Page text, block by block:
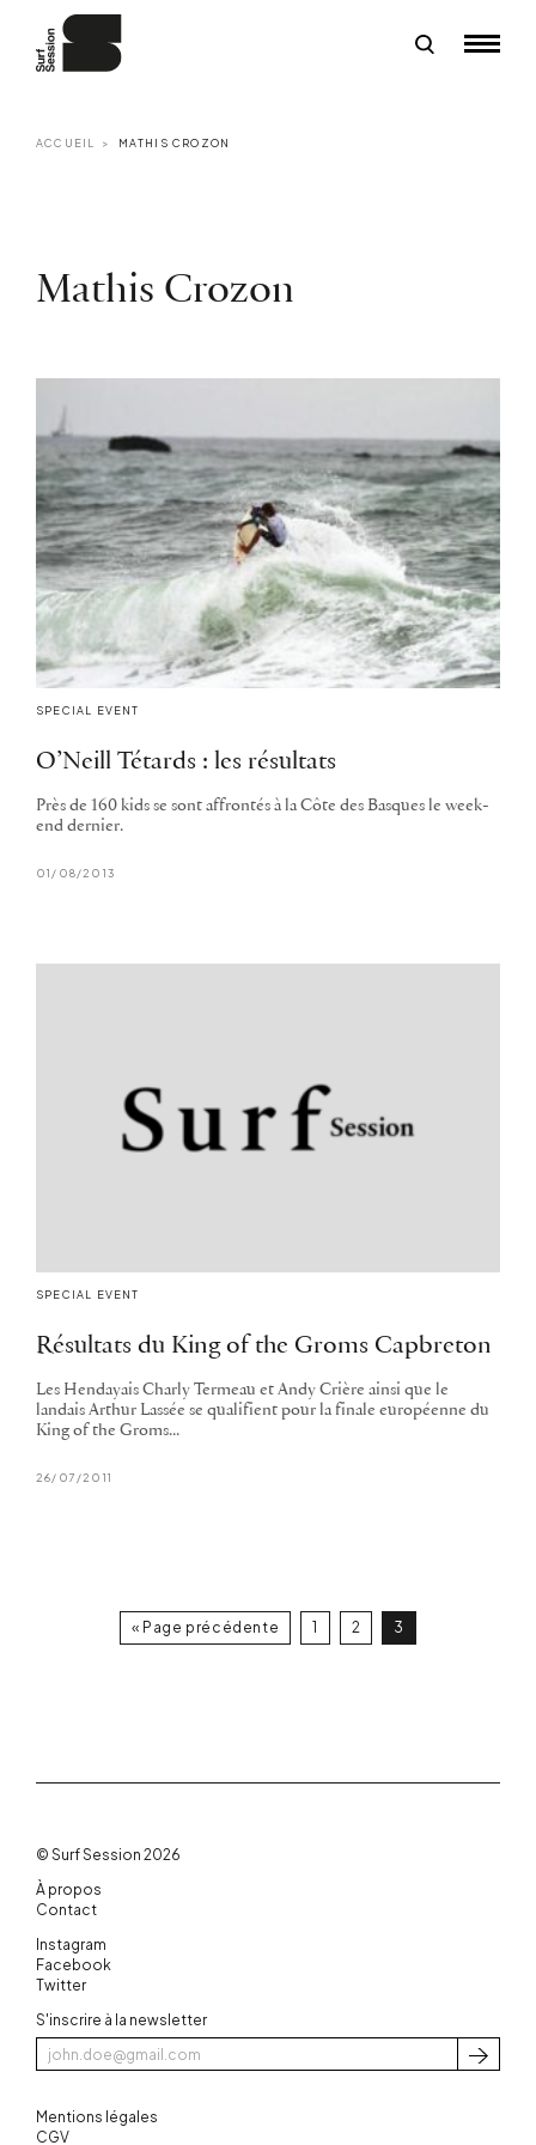
ACCUEIL MATHIS CROZON
Mathis Crozon
SPECIAL EVENT
O’Neill Tétards : les résultats
Près de 160 kids se sont affrontés à la Côte des Basques le week-
end dernier.
01/08/2013
SPECIAL EVENT
Résultats du King of the Groms Capbreton
Les Hendayais Charly Termeau et Andy Crière ainsi que le
landais Arthur Lassée se qualifient pour la finale européenne du
King of the Groms...
26/07/2011
« Page précédente 1 2 3
© Surf Session 2026
À propos
Contact
Instagram
Facebook
Twitter
S'inscrire à la newsletter
Mentions légales
CGV